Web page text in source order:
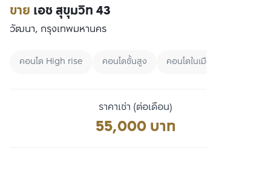
ขาย เอช สุขุมวิท 43
วัฒนา, กรุงเทพมหานคร
คอนโด High rise คอนโดชั้นสูง คอนโดในเมือง
ราคาเช่า (ต่อเดือน)
55,000 บาท